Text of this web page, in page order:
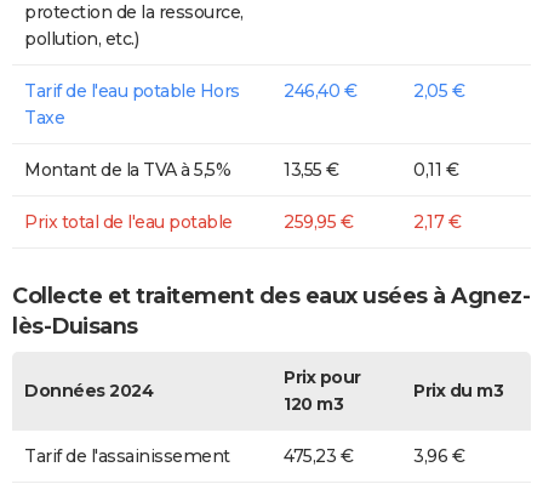
protection de la ressource,
pollution, etc.)
Tarif de l'eau potable Hors
Taxe
246,40 € 2,05 €
Montant de la TVA à 5,5% 13,55 € 0,11 €
Prix total de l'eau potable 259,95 € 2,17 €
Collecte et traitement des eaux usées à Agnez-
lès-Duisans
Données 2024
Prix pour
120 m3
Prix du m3
Tarif de l'assainissement 475,23 € 3,96 €